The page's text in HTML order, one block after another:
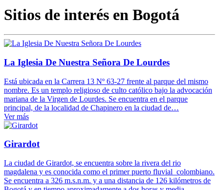
Sitios de interés en Bogotá
La Iglesia De Nuestra Señora De Lourdes
Está ubicada en la Carrera 13 Nº 63-27 frente al parque del mismo
nombre. Es un templo religioso de culto católico bajo la advocación
mariana de la Virgen de Lourdes. Se encuentra en el parque
principal, de la localidad de Chapinero en la ciudad de…
Ver más
Girardot
La ciudad de Girardot, se encuentra sobre la rivera del rio
magdalena y es conocida como el primer puerto fluvial colombiano.
Se encuentra a 326 m.s.n.m. y a una distancia de 126 kilómetros de